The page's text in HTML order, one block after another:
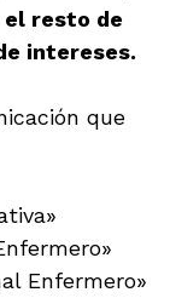
el resto de
intereses.
que
Enfermero»